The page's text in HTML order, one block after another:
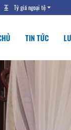
Tỷ giá ngoại tệ
TIN TỨC